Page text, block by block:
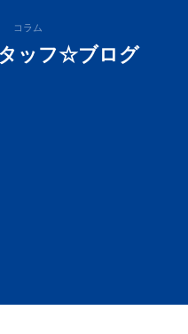
コラム
ッフ☆ブログ